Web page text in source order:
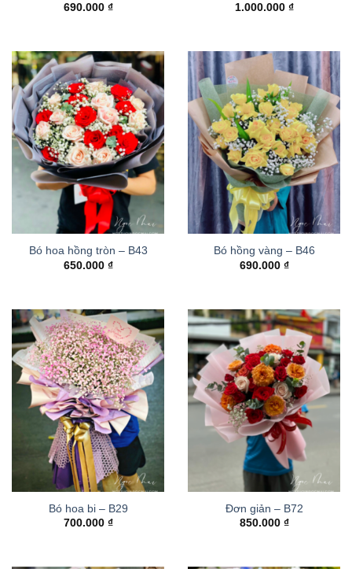
690.000 ₫
1.000.000 ₫
Bó hoa hồng tròn – B43
650.000 ₫
Bó hồng vàng – B46
690.000 ₫
Bó hoa bi – B29
700.000 ₫
Đơn giản – B72
850.000 ₫